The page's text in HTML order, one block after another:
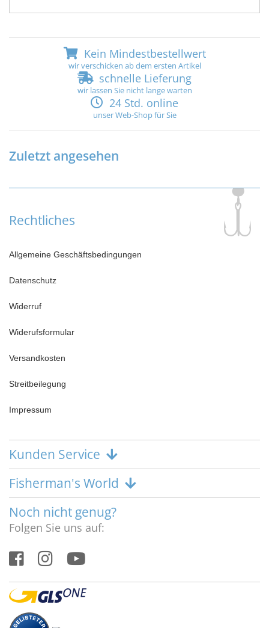
Kein Mindestbestellwert
wir verschicken ab dem ersten Artikel
schnelle Lieferung
wir lassen Sie nicht lange warten
24 Std. online
unser Web-Shop für Sie
Zuletzt angesehen
Rechtliches
Allgemeine Geschäftsbedingungen
Datenschutz
Widerruf
Widerufsformular
Versandkosten
Streitbeilegung
Impressum
Kunden Service
Fisherman's World
Noch nicht genug?
Folgen Sie uns auf: